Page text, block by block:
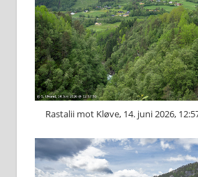
Rastalii mot Kløve, 14. juni 2026,